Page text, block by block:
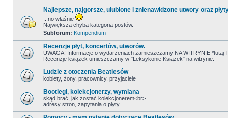
Najlepsze, najgorsze, ulubione i znienawidzone utwory oraz
...no właśnie
Największa chyba kategoria postów.
Subforum: Kompendium
Recenzje płyt, koncertów, utworów.
UWAGA! Informacje o wydarzeniach zamieszczamy NA WITRYNIE *tutaj
Recenzje książek umieszczamy w "Leksykonie Książek" na witrynie.
Ludzie z otoczenia Beatlesów
kobiety, żony, pracownicy, przyjaciele
Bootlegi, kolekcjonerzy, wymiana
skąd brać, jak zostać kolekcjonerem<br>
adresy stron, zapytania o płyty